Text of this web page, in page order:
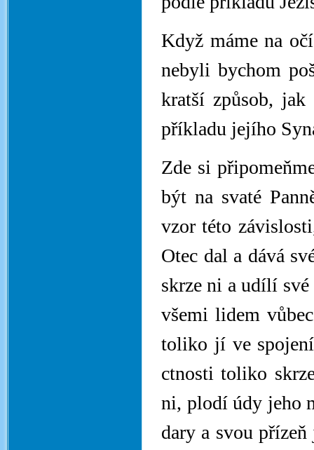
Když máme na
nebyli bychom
kratší způsob,
příkladu jejího
Zde si
být na svaté
vzor této
Otec dal a dává
skrze ni a udílí
všemi lidem
toliko jí ve
ctnosti toliko
ni, plodí údy jeho
dary a svou